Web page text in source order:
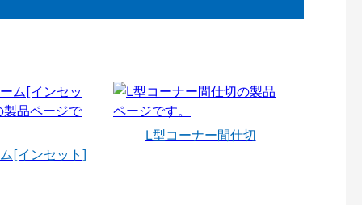
[インセット]
L型コーナー間仕切